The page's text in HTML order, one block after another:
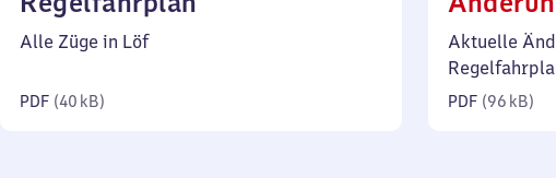
Alle Züge in Löf
PDF (40 kB)
Aktuelle
PDF (96 kB)